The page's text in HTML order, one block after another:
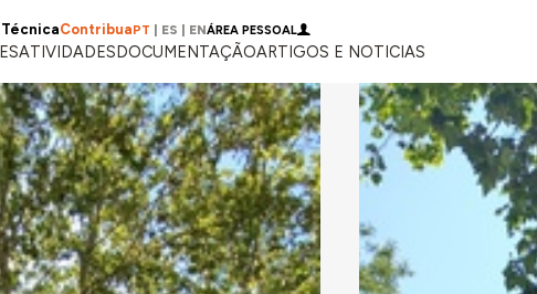
ContribuaPT ES ENÁREA PESSOAL
ATIVIDADESDOCUMENTAÇÃOARTIGOS E NOTICIAS